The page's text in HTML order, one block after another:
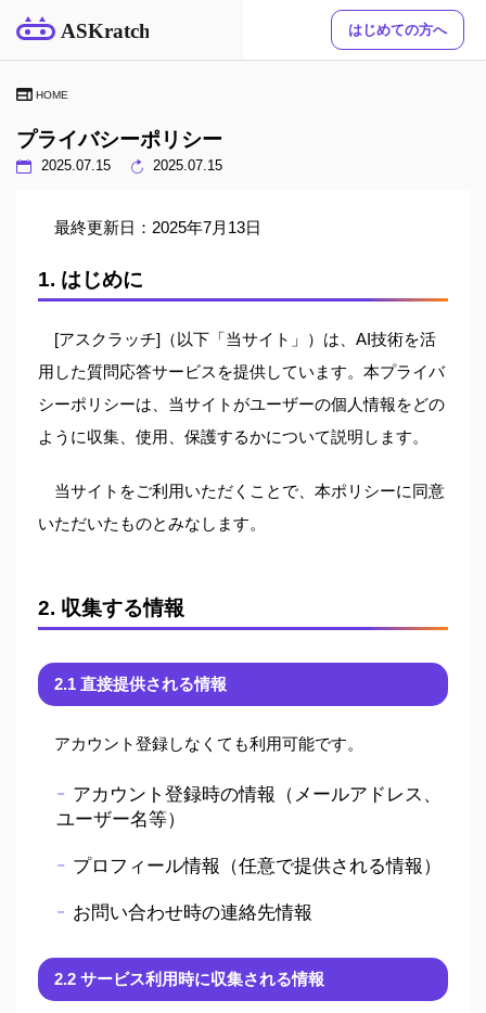
ASKratch
HOME
はじめての方へ
プライバシーポリシー
2025.07.15 2025.07.15
最終更新日：2025年7月13日
1. はじめに
[アスクラッチ]（以下「当サイト」）は、AI技術を活
用した質問応答サービスを提供しています。本プライバ
シーポリシーは、当サイトがユーザーの個人情報をどの
ように収集、使用、保護するかについて説明します。
当サイトをご利用いただくことで、本ポリシーに同意
いただいたものとみなします。
2. 収集する情報
2.1 直接提供される情報
アカウント登録しなくても利用可能です。
アカウント登録時の情報（メールアドレス、
ユーザー名等）
プロフィール情報（任意で提供される情報）
お問い合わせ時の連絡先情報
2.2 サービス利用時に収集される情報